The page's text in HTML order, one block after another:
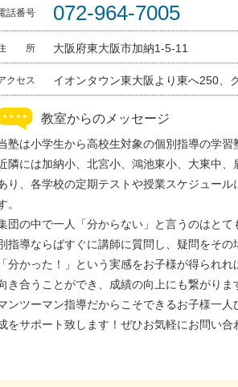
話番号 072-964-7005
所 大阪府東大阪市加納1-5-11
クセス イオンタウン東大阪より東へ250、
教室からのメッセージ
塾は小学生から高校生対象の個別指導の学習
隣には加納小、北宮小、鴻池東小、大東中
り、各学校の定期テストや授業スケジュール
。
団の中で一人「分からない」と言うのはと
指導ならばすぐに講師に質問し、疑問をその
「分かった！」という実感をお子様が得られ
き合うことができ、成績の向上にも繋がりま
ンツーマン指導だからこそできるお子様一
をサポート致します！ぜひお気軽にお問い合